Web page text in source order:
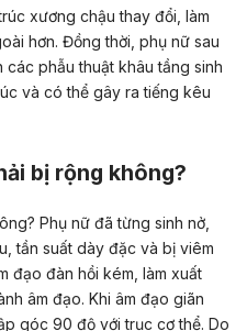
xương chậu thay đổi, làm
hơn. Đồng thời, phụ nữ sau
phẫu thuật khâu tầng sinh
và có thể gây ra tiếng kêu
bị rộng không?
Phụ nữ đã từng sinh nở,
tần suất dày đặc và bị viêm
đạo đàn hồi kém, làm xuất
âm đạo. Khi âm đạo giãn
góc 90 độ với trục cơ thể. Do